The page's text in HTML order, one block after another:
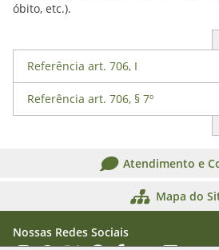
óbito, etc.).
Referência art. 706, I
Referência art. 706, § 7º
Atendimento e
Mapa do
Nossas Redes Sociais